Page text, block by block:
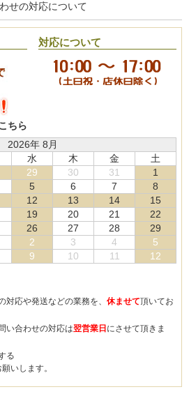
せの対応について
ちら
対応について
2026年 8月
水 木 金
土
29 30 31
1
5 6 7
8
12 13 14
15
19 20 21
22
26 27 28
29
2 3 4
5
9 10 11 12
対応や発送などの業務を、 休ませて頂いてお
い合わせの対応は翌営業日 にさせて頂きま
る
いします。